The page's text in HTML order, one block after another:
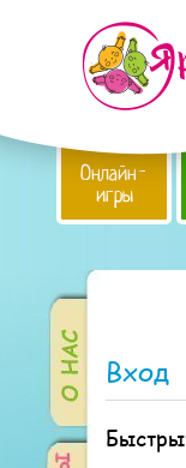
Онлайн-
игры
Вход